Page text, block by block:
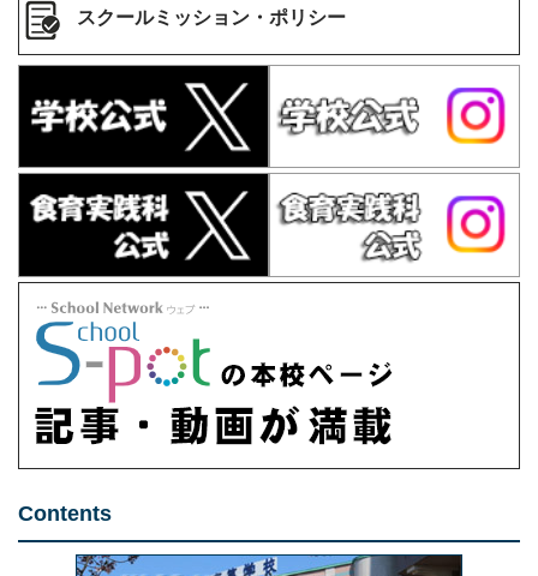
スクールミッション・ポリシー
Contents